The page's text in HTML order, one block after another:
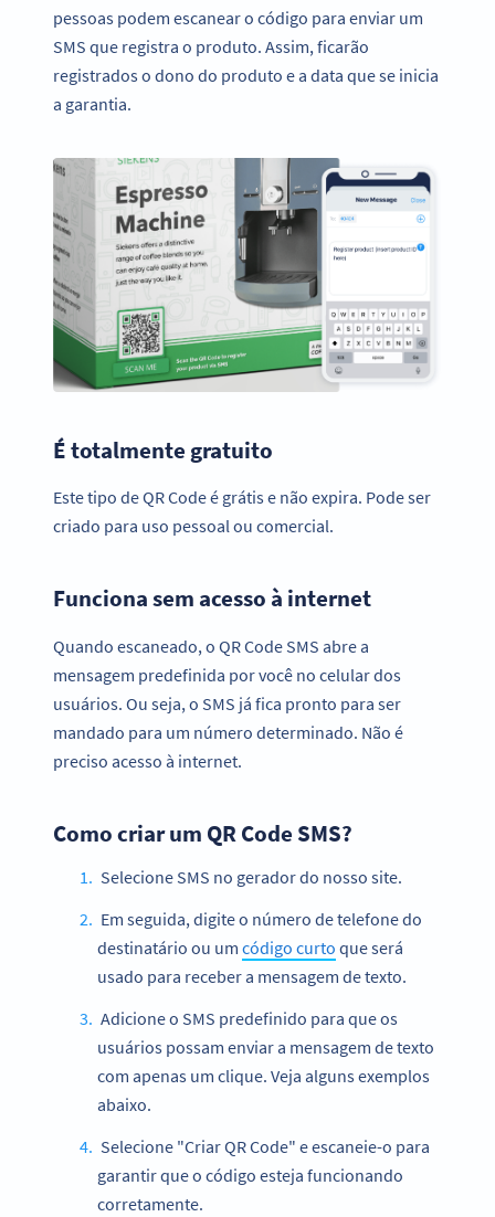
pessoas podem escanear o código para enviar um
SMS que registra o produto. Assim, ficarão
registrados o dono do produto e a data que se inicia
a garantia.
É totalmente gratuito
Este tipo de QR Code é grátis e não expira. Pode ser
criado para uso pessoal ou comercial.
Funciona sem acesso à internet
Quando escaneado, o QR Code SMS abre a
mensagem predefinida por você no celular dos
usuários. Ou seja, o SMS já fica pronto para ser
mandado para um número determinado. Não é
preciso acesso à internet.
Como criar um QR Code SMS?
Selecione SMS no gerador do nosso site.
Em seguida, digite o número de telefone do
destinatário ou um código curto que será
usado para receber a mensagem de texto.
Adicione o SMS predefinido para que os
usuários possam enviar a mensagem de texto
com apenas um clique. Veja alguns exemplos
abaixo.
Selecione "Criar QR Code" e escaneie-o para
garantir que o código esteja funcionando
corretamente.